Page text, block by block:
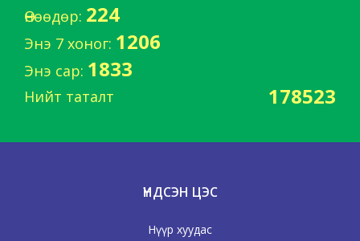
Өнөөдөр: 224
Энэ 7 хоног: 1206
Энэ сар: 1833
Нийт таталт 178523
ҮНДСЭН ЦЭС
Нүүр хуудас